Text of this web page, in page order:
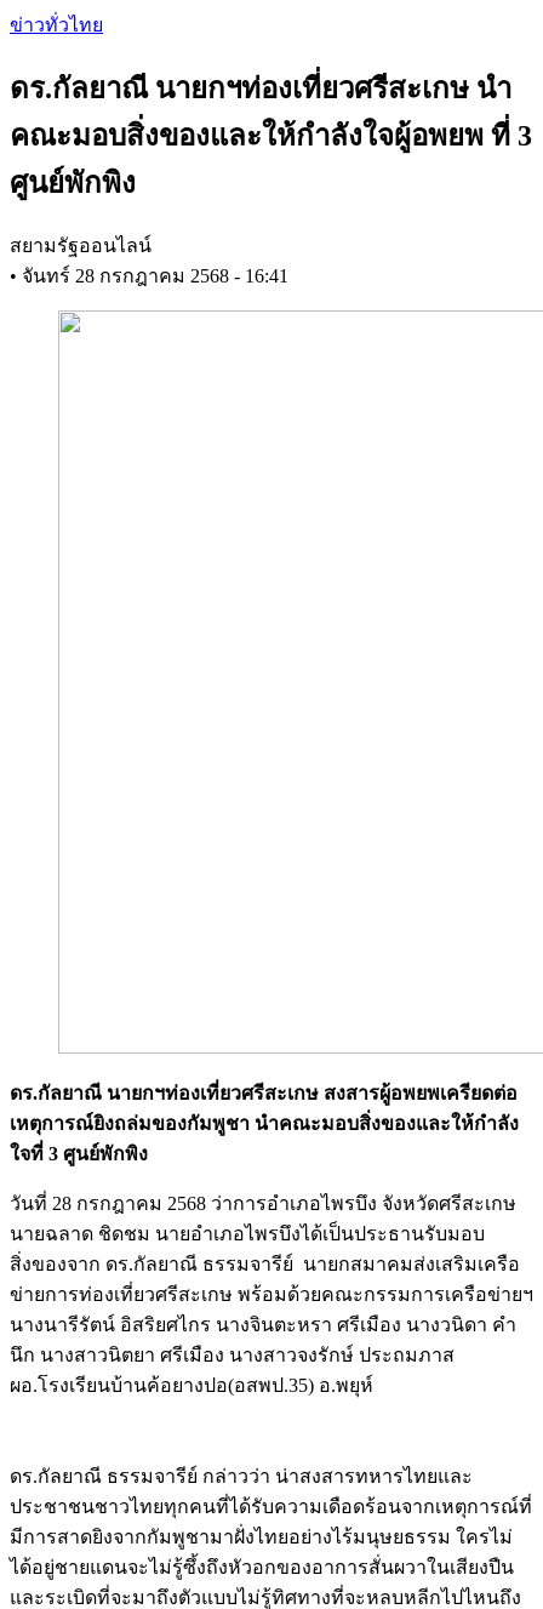
Skip
content
ข่าวทั่วไทย
ดร.กัลยาณี นายกฯท่องเที่ยวศรีสะเกษ นำ
คณะมอบสิ่งของและให้กำลังใจผู้อพยพ ที่ 3
ศูนย์พักพิง
สยามรัฐออนไลน์
• จันทร์ 28 กรกฎาคม 2568 - 16:41
ดร.กัลยาณี นายกฯท่องเที่ยวศรีสะเกษ สงสารผู้อพยพเครียดต่อ
เหตุการณ์ยิงถล่มของกัมพูชา นำคณะมอบสิ่งของและให้กำลัง
ใจที่ 3 ศูนย์พักพิง
วันที่ 28 กรกฎาคม 2568 ว่าการอำเภอไพรบึง จังหวัดศรีสะเกษ
นายฉลาด ชิดชม นายอำเภอไพรบึงได้เป็นประธานรับมอบ
สิ่งของจาก ดร.กัลยาณี ธรรมจารีย์ นายกสมาคมส่งเสริมเครือ
ข่ายการท่องเที่ยวศรีสะเกษ พร้อมด้วยคณะกรรมการเครือข่ายฯ
นางนารีรัตน์ อิสริยศไกร นางจินตะหรา ศรีเมือง นางวนิดา คำ
นึก นางสาวนิตยา ศรีเมือง นางสาวจงรักษ์ ประถมภาส
ผอ.โรงเรียนบ้านค้อยางปอ(อสพป.35) อ.พยุห์
ดร.กัลยาณี ธรรมจารีย์ กล่าวว่า น่าสงสารทหารไทยและ
ประชาชนชาวไทยทุกคนที่ได้รับความเดือดร้อนจากเหตุการณ์ที่
มีการสาดยิงจากกัมพูชามาฝั่งไทยอย่างไร้มนุษยธรรม ใครไม่
ได้อยู่ชายแดนจะไม่รู้ซึ้งถึงหัวอกของอาการสั่นผวาในเสียงปืน
และระเบิดที่จะมาถึงตัวแบบไม่รู้ทิศทางที่จะหลบหลีกไปไหนถึง